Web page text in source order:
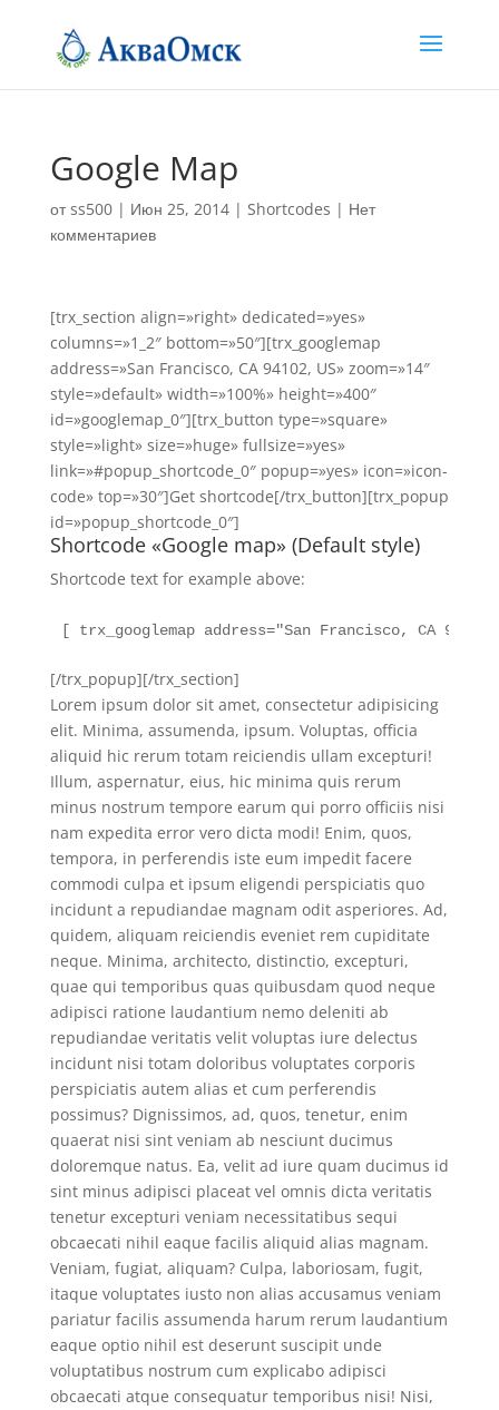
Google Map
отss500| Июн 25, 2014| Shortcodes | Нет
комментариев
[trx_section align=»right» dedicated=»yes»
columns=»1_2″ bottom=»50″][trx_googlemap
address=»San Francisco, CA 94102, US» zoom=»14″
style=»default» width=»100%» height=»400″
id=»googlemap_0″][trx_button type=»square»
style=»light» size=»huge» fullsize=»yes»
link=»#popup_shortcode_0″ popup=»yes» icon=»icon-
code» top=»30″]Get shortcode[/trx_button][trx_popup
id=»popup_shortcode_0″]
Shortcode «Google map» (Default style)
Shortcode text for example above:
[ trx_googlemap address="San Francisco, CA
[/trx_popup][/trx_section]
Lorem ipsum dolor sit amet, consectetur adipisicing
elit. Minima, assumenda, ipsum. Voluptas, officia
aliquid hic rerum totam reiciendis ullam excepturi!
Illum, aspernatur, eius, hic minima quis rerum
minus nostrum tempore earum qui porro officiis nisi
nam expedita error vero dicta modi! Enim, quos,
tempora, in perferendis iste eum impedit facere
commodi culpa et ipsum eligendi perspiciatis quo
incidunt a repudiandae magnam odit asperiores. Ad,
quidem, aliquam reiciendis eveniet rem cupiditate
neque. Minima, architecto, distinctio, excepturi,
quae qui temporibus quas quibusdam quod neque
adipisci ratione laudantium nemo deleniti ab
repudiandae veritatis velit voluptas iure delectus
incidunt nisi totam doloribus voluptates corporis
perspiciatis autem alias et cum perferendis
possimus? Dignissimos, ad, quos, tenetur, enim
quaerat nisi sint veniam ab nesciunt ducimus
doloremque natus. Ea, velit ad iure quam ducimus id
sint minus adipisci placeat vel omnis dicta veritatis
tenetur excepturi veniam necessitatibus sequi
obcaecati nihil eaque facilis aliquid alias magnam.
Veniam, fugiat, aliquam? Culpa, laboriosam, fugit,
itaque voluptates iusto non alias accusamus veniam
pariatur facilis assumenda harum rerum laudantium
eaque optio nihil est deserunt suscipit unde
voluptatibus nostrum cum explicabo adipisci
obcaecati atque consequatur temporibus nisi! Nisi,